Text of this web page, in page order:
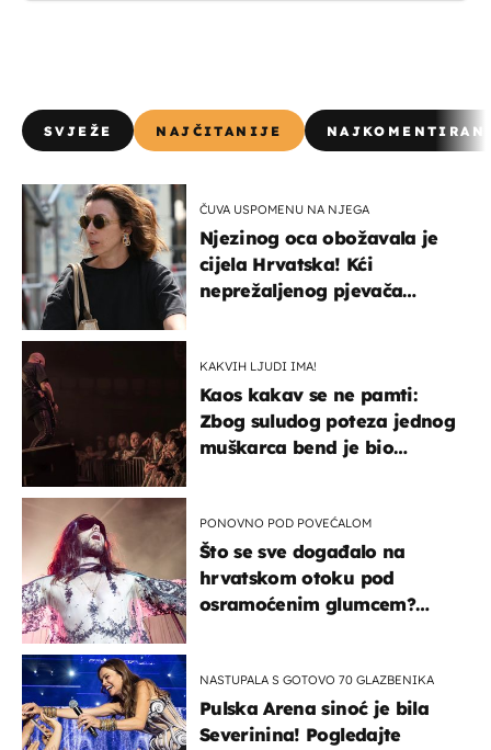
SVJEŽE NAJČITANIJE
ČUVA USPOMENU NA NJEGA
Njezinog oca obožavala je
cijela Hrvatska! Kći
neprežaljenog pjevača
KAKVIH LJUDI IMA!
Kaos kakav se ne pamti:
Zbog suludog poteza jednog
muškarca bend je bio
PONOVNO POD POVEĆALOM
Što se sve događalo na
hrvatskom otoku pod
osramoćenim glumcem?
NASTUPALA S GOTOVO 70 GLAZBENIKA
Pulska Arena sinoć je bila
Severinina! Pogledajte